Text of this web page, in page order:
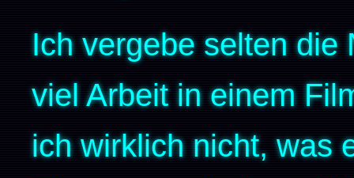
Ich vergebe selten die
viel Arbeit in einem
ich wirklich nicht, was